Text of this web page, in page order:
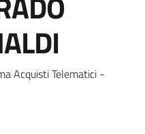
Acquisti Telematici -